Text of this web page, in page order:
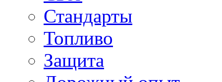
Стандарты
Топливо
Защита